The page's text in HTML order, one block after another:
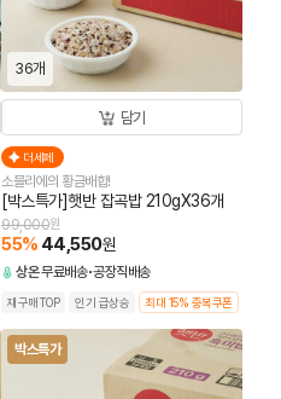
36개
담기
더세페
소믈리에의 황금배합!
[박스특가]햇반 잡곡밥 210gX36개
99,000원
55% 44,550원
상온무료배송 공장직배송
재구매TOP 인기 급상승 최대 15% 중복쿠폰
박스특가